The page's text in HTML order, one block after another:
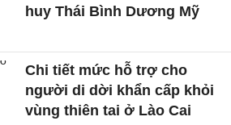
huy Thái Bình Dương Mỹ
Chi tiết mức hỗ trợ cho
người di dời khẩn cấp khỏi
vùng thiên tai ở Lào Cai